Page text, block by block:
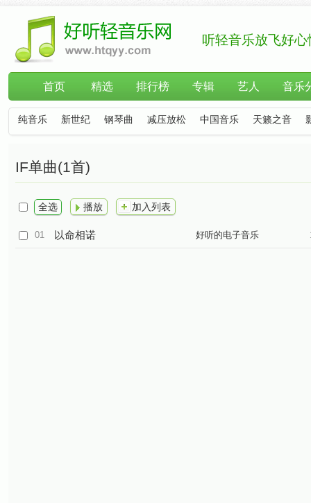
听轻音乐放飞好心
首页 精选 排行榜 专辑 艺人 音乐
纯音乐 新世纪 钢琴曲 减压放松 中国音乐 天籁之音
IF单曲(1首)
全选 播放 加入列表
01 以命相诺 好听的电子音乐